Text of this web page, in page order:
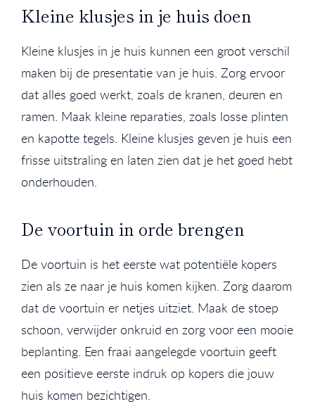
Kleine klusjes in je huis doen
Kleine klusjes in je huis kunnen een groot verschil
maken bij de presentatie van je huis. Zorg ervoor
dat alles goed werkt, zoals de kranen, deuren en
ramen. Maak kleine reparaties, zoals losse plinten
en kapotte tegels. Kleine klusjes geven je huis een
frisse uitstraling en laten zien dat je het goed hebt
onderhouden.
De voortuin in orde brengen
De voortuin is het eerste wat potentiële kopers
zien als ze naar je huis komen kijken. Zorg daarom
dat de voortuin er netjes uitziet. Maak de stoep
schoon, verwijder onkruid en zorg voor een mooie
beplanting. Een fraai aangelegde voortuin geeft
een positieve eerste indruk op kopers die jouw
huis komen bezichtigen.